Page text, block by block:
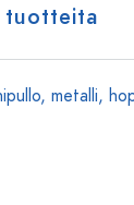
tuotteita